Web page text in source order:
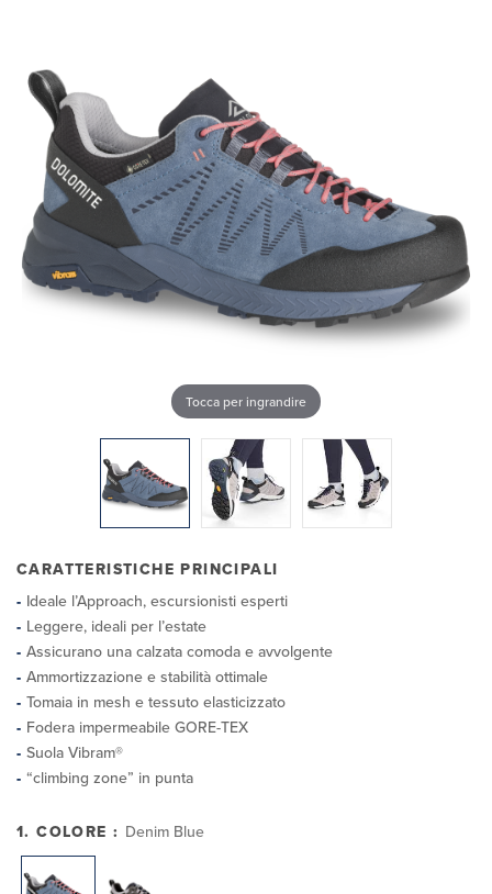
Tocca per ingrandire
CARATTERISTICHE PRINCIPALI
Ideale l’Approach, escursionisti esperti
Leggere, ideali per l’estate
Assicurano una calzata comoda e avvolgente
Ammortizzazione e stabilità ottimale
Tomaia in mesh e tessuto elasticizzato
Fodera impermeabile GORE-TEX
Suola Vibram®
“climbing zone” in punta
1. COLORE : Denim Blue